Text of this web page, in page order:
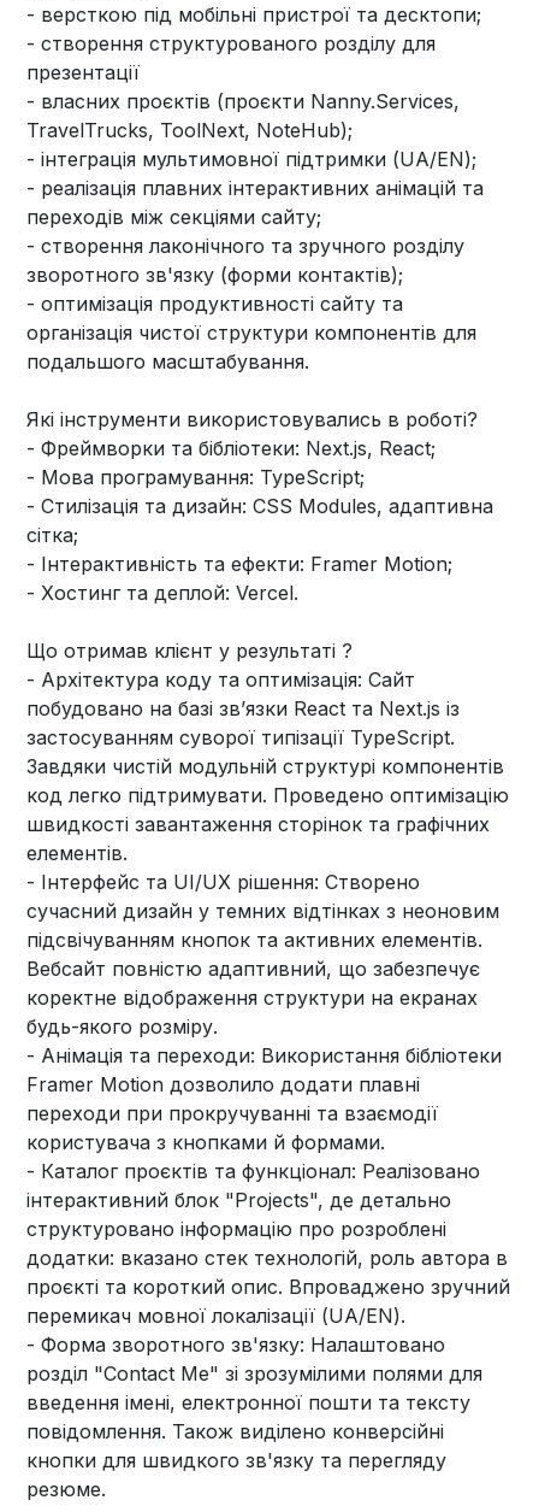
- версткою під мобільні пристрої та десктопи;
- створення структурованого розділу для
презентації
- власних проєктів (проєкти Nanny.Services,
TravelTrucks, ToolNext, NoteHub);
- інтеграція мультимовної підтримки (UA/EN);
- реалізація плавних інтерактивних анімацій та
переходів між секціями сайту;
- створення лаконічного та зручного розділу
зворотного зв'язку (форми контактів);
- оптимізація продуктивності сайту та
організація чистої структури компонентів для
подальшого масштабування.
Які інструменти використовувались в роботі?
- Фреймворки та бібліотеки: Next.js, React;
- Мова програмування: TypeScript;
- Стилізація та дизайн: CSS Modules, адаптивна
сітка;
- Інтерактивність та ефекти: Framer Motion;
- Хостинг та деплой: Vercel.
Що отримав клієнт у результаті ?
- Архітектура коду та оптимізація: Сайт
побудовано на базі зв’язки React та Next.js із
застосуванням суворої типізації TypeScript.
Завдяки чистій модульній структурі компонентів
код легко підтримувати. Проведено оптимізацію
швидкості завантаження сторінок та графічних
елементів.
- Інтерфейс та UI/UX рішення: Створено
сучасний дизайн у темних відтінках з неоновим
підсвічуванням кнопок та активних елементів.
Вебсайт повністю адаптивний, що забезпечує
коректне відображення структури на екранах
будь-якого розміру.
- Анімація та переходи: Використання бібліотеки
Framer Motion дозволило додати плавні
переходи при прокручуванні та взаємодії
користувача з кнопками й формами.
- Каталог проєктів та функціонал: Реалізовано
інтерактивний блок "Projects", де детально
структуровано інформацію про розроблені
додатки: вказано стек технологій, роль автора в
проєкті та короткий опис. Впроваджено зручний
перемикач мовної локалізації (UA/EN).
- Форма зворотного зв'язку: Налаштовано
розділ "Contact Me" зі зрозумілими полями для
введення імені, електронної пошти та тексту
повідомлення. Також виділено конверсійні
кнопки для швидкого зв'язку та перегляду
резюме.